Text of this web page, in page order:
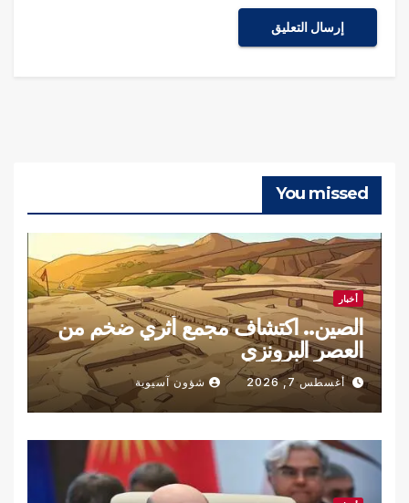
You missed
أخبار
الصين.. اكتشاف مجمع أثري ضخم من
العصر البرونزي
أغسطس 7, 2026 شؤون آسيوية